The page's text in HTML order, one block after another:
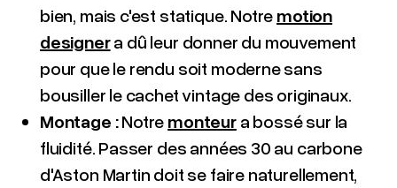
bien, mais c'est statique. Notre motion
designera dû leur donner du mouvement
pour que le rendu soit moderne sans
bousiller le cachet vintage des originaux.
Montage :Notre monteura bossé sur la
fluidité. Passer des années 30 au carbone
d'Aston Martin doit se faire naturellement,